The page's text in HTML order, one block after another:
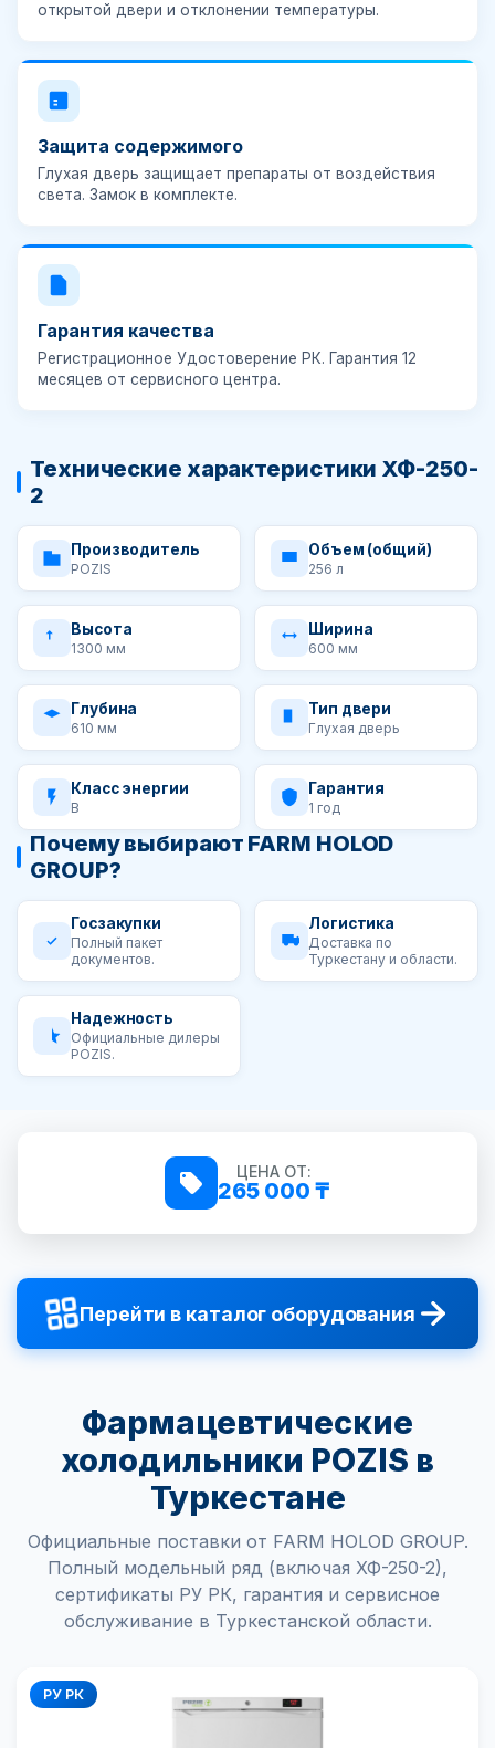
открытой двери и отклонении температуры.
Защита содержимого
Глухая дверь защищает препараты от воздействия
света. Замок в комплекте.
Гарантия качества
Регистрационное Удостоверение РК. Гарантия 12
месяцев от сервисного центра.
Технические характеристики ХФ-250-
2
Производитель
POZIS
Объем (общий)
256 л
Высота
1300 мм
Ширина
600 мм
Глубина
610 мм
Тип двери
Глухая дверь
Класс энергии
B
Гарантия
1 год
Почему выбирают FARM HOLOD
GROUP?
Госзакупки
Полный пакет
документов.
Логистика
Доставка по
Туркестану и области.
Надежность
Официальные дилеры
POZIS.
ЦЕНА ОТ:
265 000 ₸
Перейти в каталог оборудования
Фармацевтические
холодильники POZIS в
Туркестане
Официальные поставки от FARM HOLOD GROUP.
Полный модельный ряд (включая ХФ-250-2),
сертификаты РУ РК, гарантия и сервисное
обслуживание в Туркестанской области.
РУ РК